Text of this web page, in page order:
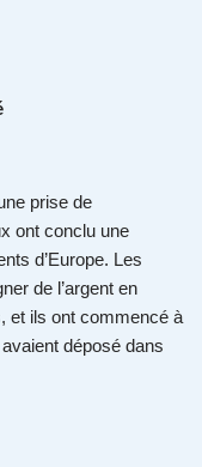
prise de
ont conclu une
d’Europe. Les
de l’argent en
et ils ont commencé à
déposé dans